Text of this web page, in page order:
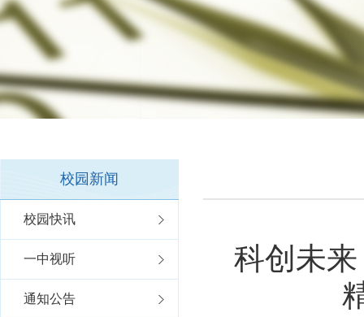
校园新闻
校园快讯
一中视听
通知公告
科创未